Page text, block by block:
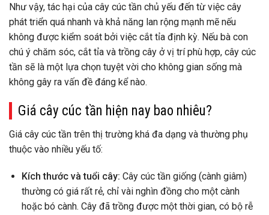
Như vậy, tác hại của cây cúc tần chủ yếu đến từ việc cây
phát triển quá nhanh và khả năng lan rộng mạnh mẽ nếu
không được kiểm soát bởi việc cắt tỉa định kỳ. Nếu bà con
chú ý chăm sóc, cắt tỉa và trồng cây ở vị trí phù hợp, cây cúc
tần sẽ là một lựa chọn tuyệt vời cho không gian sống mà
không gây ra vấn đề đáng kể nào.
Giá cây cúc tần hiện nay bao nhiêu?
Giá cây cúc tần trên thị trường khá đa dạng và thường phụ
thuộc vào nhiều yếu tố:
Kích thước và tuổi cây: Cây cúc tần giống (cành giâm)
thường có giá rất rẻ, chỉ vài nghìn đồng cho một cành
hoặc bó cành. Cây đã trồng được một thời gian, có bộ rễ